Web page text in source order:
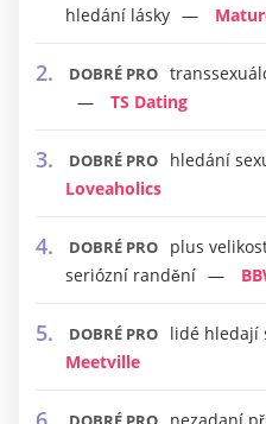
hledání lásky
DOBRÉ PRO
TS Dating
DOBRÉ PRO
hledání
Loveaholics
DOBRÉ PRO
plus
seriózní randění
DOBRÉ PRO
lidé hledají
Meetville